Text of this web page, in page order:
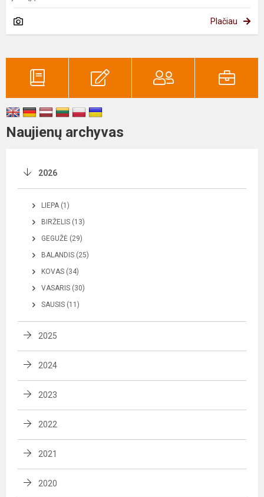
Plačiau
Naujienų archyvas
2026
LIEPA (1)
BIRŽELIS (13)
GEGUŽĖ (29)
BALANDIS (25)
KOVAS (34)
VASARIS (30)
SAUSIS (11)
2025
2024
2023
2022
2021
2020